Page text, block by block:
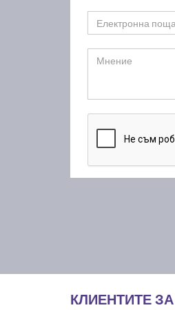
КЛИЕНТИТЕ